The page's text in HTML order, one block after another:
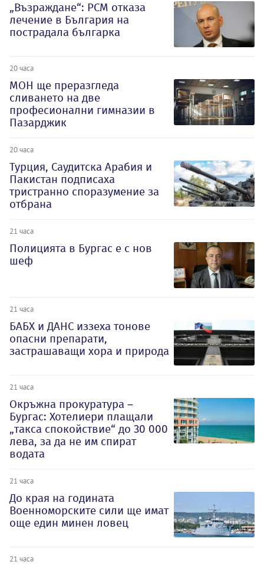
„Възраждане“: РСМ отказа
лечение в България на
пострадала българка
20 часа
МОН ще преразгледа
сливането на две
професионални гимназии в
Пазарджик
20 часа
Турция, Саудитска Арабия и
Пакистан подписаха
тристранно споразумение за
отбрана
21 часа
Полицията в Бургас е с нов
шеф
21 часа
БАБХ и ДАНС иззеха тонове
опасни препарати,
застрашаващи хора и природа
21 часа
Окръжна прокуратура –
Бургас: Хотелиери плащали
„такса спокойствие“ до 30 000
лева, за да не им спират
водата
21 часа
До края на годината
Военноморските сили ще имат
още един минен ловец
21 часа